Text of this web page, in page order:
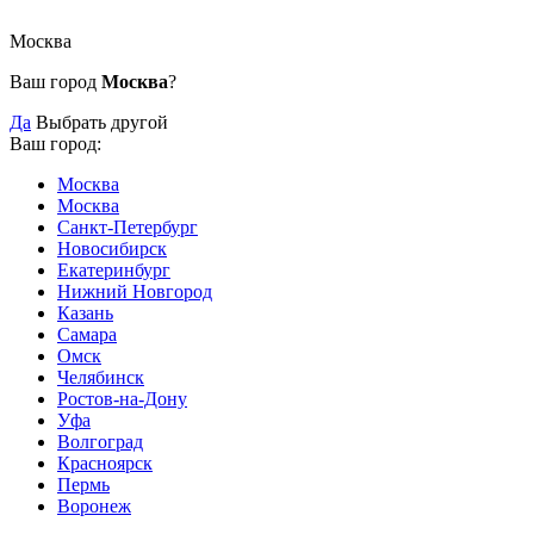
Москва
Ваш город Москва?
Да Выбрать другой
Ваш город:
Москва
Москва
Санкт-Петербург
Новосибирск
Екатеринбург
Нижний Новгород
Казань
Самара
Омск
Челябинск
Ростов-на-Дону
Уфа
Волгоград
Красноярск
Пермь
Воронеж